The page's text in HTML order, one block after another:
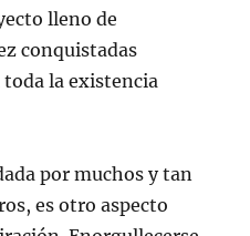
lleno de
conquistadas
la existencia
por muchos y tan
es otro aspecto